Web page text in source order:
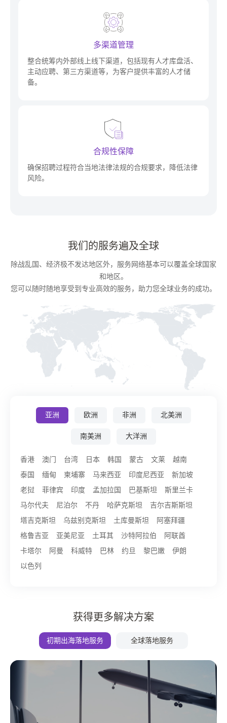
多渠道管理
整合统筹内外部线上线下渠道，包括现有人才库盘活、
主动应聘、第三方渠道等，为客户提供丰富的人才储
备。
合规性保障
确保招聘过程符合当地法律法规的合规要求，降低法律
风险。
我们的服务遍及全球
除战乱国、经济极不发达地区外，服务网络基本可以覆盖全球国家
和地区。
您可以随时随地享受到专业高效的服务，助力您全球业务的成功。
亚洲 欧洲 非洲 北美洲
南美洲 大洋洲
香港 澳门 台湾 日本 韩国 蒙古 文莱
越南
泰国
缅甸 柬埔寨 马来西亚 印度尼西亚
新加坡
老挝
菲律宾 印度 孟加拉国 巴基斯坦
斯里兰卡
马尔代夫
尼泊尔 不丹 哈萨克斯坦
吉尔吉斯斯坦
塔吉克斯坦
乌兹别克斯坦 土库曼斯坦
阿塞拜疆
格鲁吉亚
亚美尼亚 土耳其 沙特阿拉伯
阿联酋
卡塔尔
阿曼 科威特 巴林 约旦 黎巴嫩
伊朗
以色列
获得更多解决方案
初期出海落地服务 全球落地服务